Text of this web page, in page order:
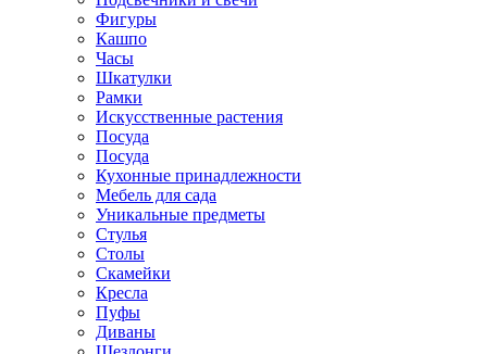
Фигуры
Кашпо
Часы
Шкатулки
Рамки
Искусственные растения
Посуда
Посуда
Кухонные принадлежности
Мебель для сада
Уникальные предметы
Стулья
Столы
Скамейки
Кресла
Пуфы
Диваны